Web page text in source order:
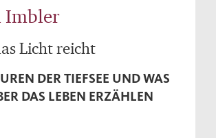
Imbler
Licht reicht
DER TIEFSEE UND WAS
DAS LEBEN ERZÄHLEN